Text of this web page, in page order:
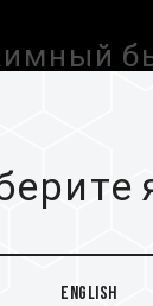
и AMD
с
English